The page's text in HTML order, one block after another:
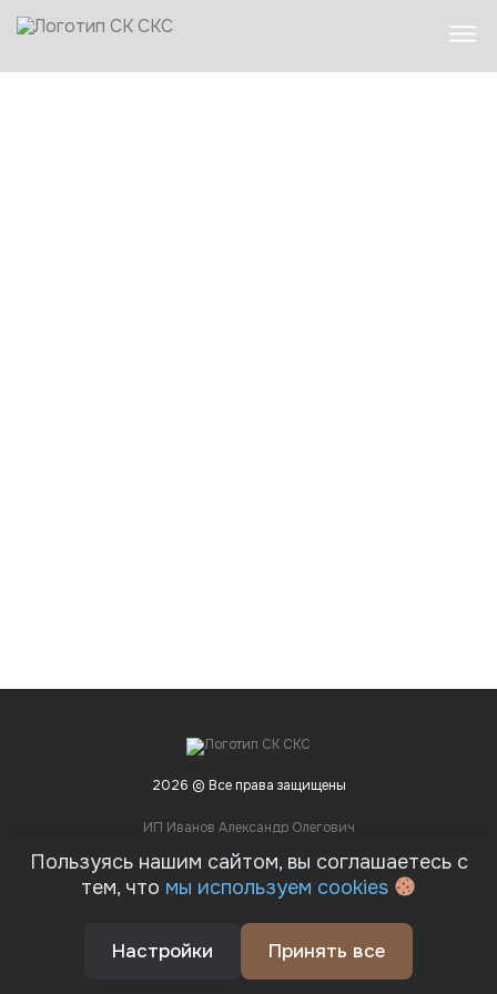
2026 © Все права защищены
ИП Иванов Александр Олегович
ИНН 531312792807
Предложение не является публичной офертой
Соглашение на обработку персональных данных
Политика конфиденциальности
Пользуясь нашим сайтом, вы соглашаетесь с
тем, что мы используем cookies
Настройки Принять все